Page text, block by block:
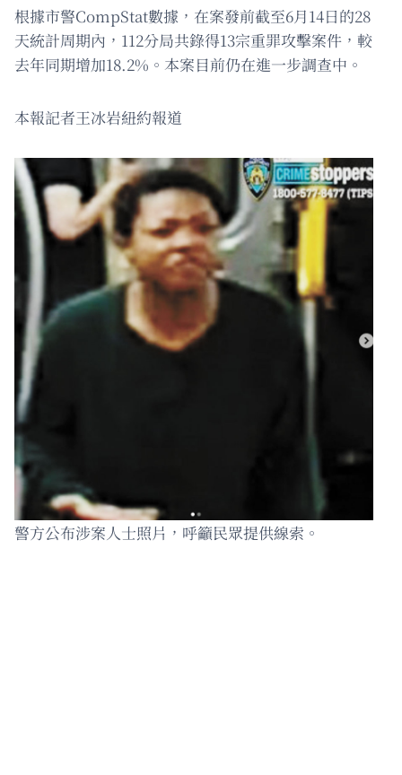
根據市警CompStat數據，在案發前截至6月14日的28
天統計周期內，112分局共錄得13宗重罪攻擊案件，較
去年同期增加18.2%。本案目前仍在進一步調查中。
本報記者王冰岩紐約報道
警方公布涉案人士照片，呼籲民眾提供線索。